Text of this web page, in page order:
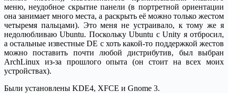
меню, неудобное скрытие панели (в портретной ориентации
она занимает много места, а раскрыть её можно только жестом
четыремя пальцами). Это меня не устраивало, к тому же я
недолюбливаю Ubuntu. Поскольку Ubuntu c Unity я отбросил,
а остальные известные DE с хоть какой-то поддержкой жестов
можно поставить почти любой дистрибутив, был выбран
ArchLinux из-за прошлого опыта (он стоит на всех моих
устройствах).
Были установлены KDE4, XFCE и Gnome 3.